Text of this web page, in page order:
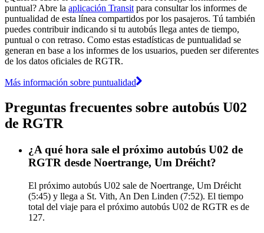
puntual? Abre la aplicación Transit para consultar los informes de
puntualidad de esta línea compartidos por los pasajeros. Tú también
puedes contribuir indicando si tu autobús llega antes de tiempo,
puntual o con retraso. Como estas estadísticas de puntualidad se
generan en base a los informes de los usuarios, pueden ser diferentes
de los datos oficiales de RGTR.
Más información sobre puntualidad
Preguntas frecuentes sobre autobús U02
de RGTR
¿A qué hora sale el próximo autobús U02 de
RGTR desde Noertrange, Um Dréicht?
El próximo autobús U02 sale de Noertrange, Um Dréicht
(5:45) y llega a St. Vith, An Den Linden (7:52). El tiempo
total del viaje para el próximo autobús U02 de RGTR es de
127.